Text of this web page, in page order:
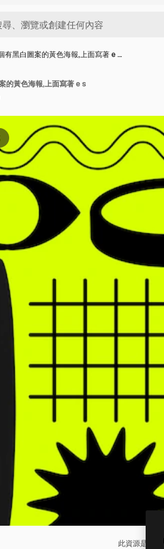
有黑白圖案的黃色海報,上面寫著 e …
此資源是使用
的黃色海報,上面寫著 e s